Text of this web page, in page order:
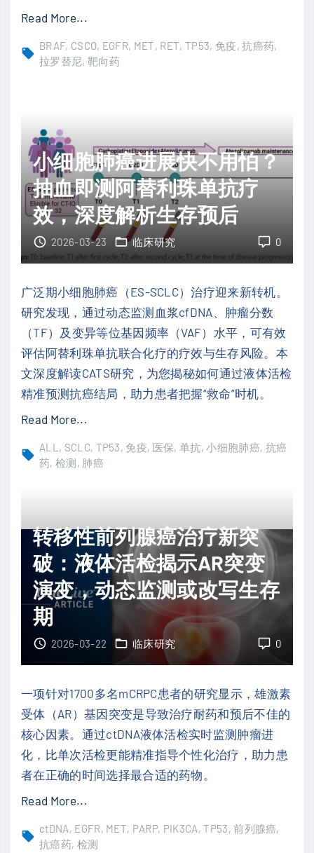
Read More..."
瘤
破
局
”
指
南
：
因
检
测
如
精
准
开
启
通
道
？
BRAF CSCO EGFR MET RET TP53 免疫 抗癌药
拉罗替尼 靶向药
小细胞肺癌进展快不用怕？
抽血即测阿替利珠单抗疗
效，深度解析生存预后
0
2026-03-23 临床研究
广泛期小细胞肺癌（ES-SCLC）治疗迎来新转机。
研究发现，通过动态监测血浆cfDNA、肿瘤分数
（TF）及变异等位基因频率（VAF）水平，可有效
评估阿替利珠单抗联合化疗的疗效与生存风险。本
文深度解读CATS研究，为您揭秘如何通过液体活检
精准预测抗癌结局，助力患者把握“救命”时机。
Read More..."
细
进
展
快
不
怕
？
血
即
测
阿
替
利
珠
单
ALL SCLC TP53 免疫 医保 单抗 小细胞肺癌 抗癌
药 检测 肺癌
转移性前列腺癌治疗新突
破：液体活检揭示AR突变
演变，动态监测或改写生存
期
0
2026-03-22 临床研究
一项针对1700多名mCRPC患者的研究显示，雄激素
受体（AR）基因突变是导致治疗耐药和预后不佳的
核心因素。通过ctDNA液体活检实时监测肿瘤进
化，比单次活检更能精准指导个性化治疗，助力患
者在正确的时间选择最合适的药物。
Read More..."
移
ctDNA EGFR MET PARP PIK3CA TP53 前列腺癌
抗癌药 检测